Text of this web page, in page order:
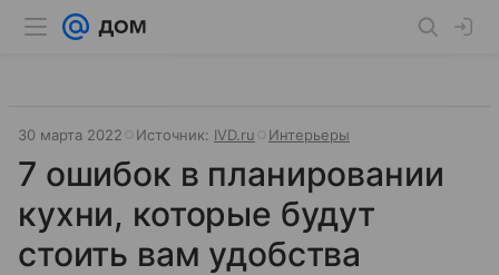
30 марта 2022 Источник: IVD.ru Интерьеры
7 ошибок в планировании
кухни, которые будут
стоить вам удобства